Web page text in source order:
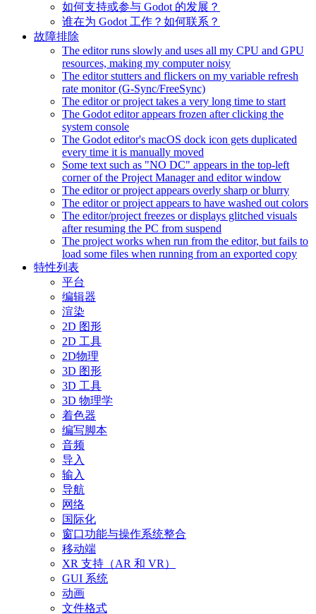
如何支持或参与 Godot 的发展？
谁在为 Godot 工作？如何联系？
故障排除
The editor runs slowly and uses all my CPU and GPU
resources, making my computer noisy
The editor stutters and flickers on my variable refresh
rate monitor (G-Sync/FreeSync)
The editor or project takes a very long time to start
The Godot editor appears frozen after clicking the
system console
The Godot editor's macOS dock icon gets duplicated
every time it is manually moved
Some text such as "NO DC" appears in the top-left
corner of the Project Manager and editor window
The editor or project appears overly sharp or blurry
The editor or project appears to have washed out colors
The editor/project freezes or displays glitched visuals
after resuming the PC from suspend
The project works when run from the editor, but fails to
load some files when running from an exported copy
特性列表
平台
编辑器
渲染
2D 图形
2D 工具
2D物理
3D 图形
3D 工具
3D 物理学
着色器
编写脚本
音频
导入
输入
导航
网络
国际化
窗口功能与操作系统整合
移动端
XR 支持（AR 和 VR）
GUI 系统
动画
文件格式